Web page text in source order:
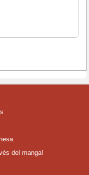
del manga!